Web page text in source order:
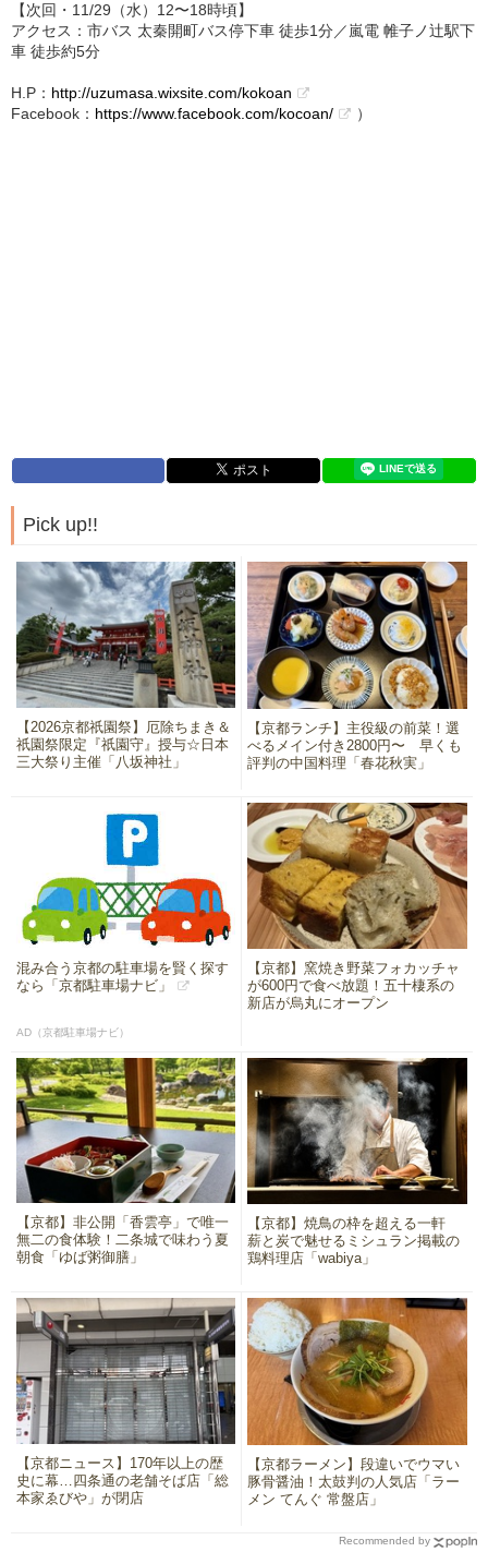
【次回・11/29（水）12〜18時頃】
アクセス：市バス 太秦開町バス停下車 徒歩1分／嵐電 帷子ノ辻駅下
車 徒歩約5分
H.P： http://uzumasa.wixsite.com/kokoan
Facebook： https://www.facebook.com/kocoan/ ）
Pick up!!
【2026京都祇園祭】厄除ちまき＆
祇園祭限定『祇園守』授与☆日本
三大祭り主催「八坂神社」
【京都ランチ】主役級の前菜！選
べるメイン付き2800円〜 早くも
評判の中国料理「春花秋実」
混み合う京都の駐車場を賢く探す
なら「京都駐車場ナビ」
AD（京都駐車場ナビ）
【京都】窯焼き野菜フォカッチャ
が600円で食べ放題！五十棲系の
新店が烏丸にオープン
【京都】非公開「香雲亭」で唯一
無二の食体験！二条城で味わう夏
朝食「ゆば粥御膳」
【京都】焼鳥の枠を超える一軒
薪と炭で魅せるミシュラン掲載の
鶏料理店「wabiya」
【京都ニュース】170年以上の歴
史に幕…四条通の老舗そば店「総
本家ゑびや」が閉店
【京都ラーメン】段違いでウマい
豚骨醤油！太鼓判の人気店「ラー
メン てんぐ 常盤店」
Recommended by